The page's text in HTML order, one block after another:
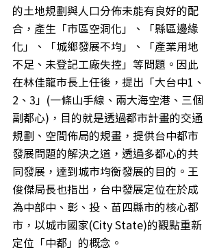
的土地規劃與人口分佈未能有良好的配
合，產生「市區空洞化」、「縣區邊緣
化」、「城鄉發展不均」、「產業用地
不足、未登記工廠失控」等問題。因此
在林佳龍市長上任後，提出「大台中1、
2、3」(一條山手線、兩大海空港、三個
副都心)，目的就是透過都市計畫的交通
規劃、空間佈局的規畫，提供台中都市
發展問題的解決之道，透過多都心的共
同發展，達到城市均衡發展的目的。王
俊傑局長也指出，台中發展定位在於成
為中部中、彰、投、苗四縣市的核心都
市，以城市國家(City State)的觀點重新
定位「中都」的概念。